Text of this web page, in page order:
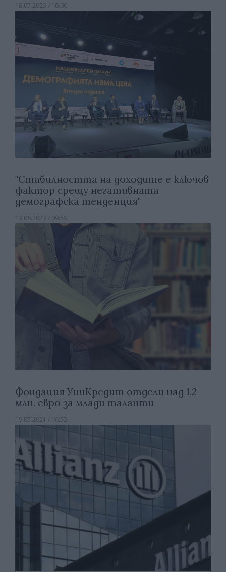
18.07.2023 / 16:00
"Стабилността на доходите е ключов
фактор срещу негативната
демографска тенденция"
13.06.2023 / 09:59
Фондация УниКредит отдели над 1,2
млн. евро за млади таланти
19.07.2021 / 16:52